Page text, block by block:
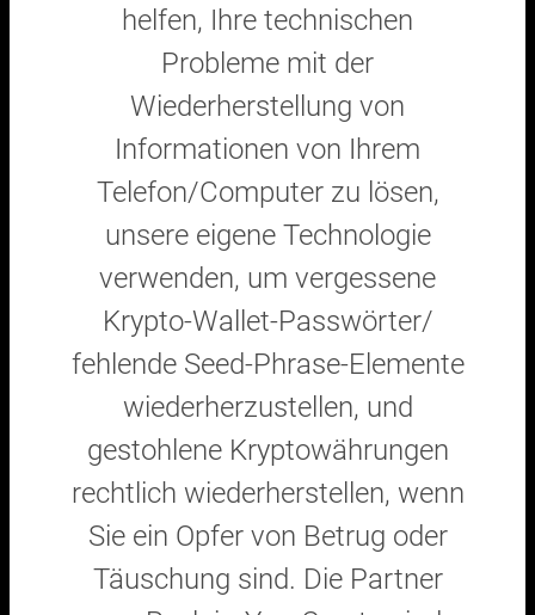
helfen, Ihre technischen
Probleme mit der
Wiederherstellung von
Informationen von Ihrem
Telefon/Computer zu lösen,
unsere eigene Technologie
verwenden, um vergessene
Krypto-Wallet-Passwörter/
fehlende Seed-Phrase-Elemente
wiederherzustellen, und
gestohlene Kryptowährungen
rechtlich wiederherstellen, wenn
Sie ein Opfer von Betrug oder
Täuschung sind. Die Partner